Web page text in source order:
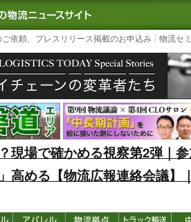
TODAY｜国内最大の物流ニュース
3PL,
依頼、プレスリリース掲載のお申込み 物流セ
現場で確かめる視察第2弾｜
高める【物流広報連絡会議】